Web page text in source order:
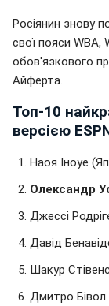
Росіянин знову
свої пояси WBA,
обов'язкового
Айферта.
Топ-10
версією
Наоя Іноуе
Олександр
Джессі
Давід
Шакур
Дмитро